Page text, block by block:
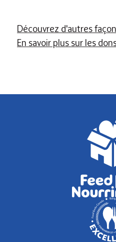
Découvrez d'autres
En savoir plus sur les